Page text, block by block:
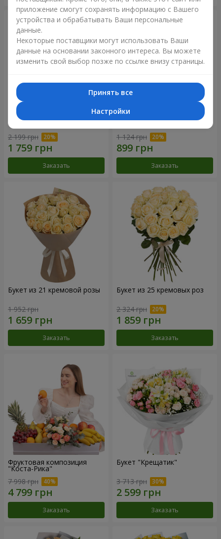
Цветы в коробке
"Помпадур"
2 199 грн
Заказать
Букет "Времена года"
1 124 грн
Заказать
Букет из 21 кремовой розы
1 952 грн
Заказать
Букет из 25 кремовых роз
2 324 грн
Заказать
Фруктовая композиция
"Коста-Рика"
7 998 грн
Заказать
Букет "Крещатик"
3 713 грн
Заказать
приложение смогут сохранять информацию с Вашего
устройства и обрабатывать Ваши персональные
данные.
Некоторые поставщики могут использовать Ваши
данные на основании законного интереса. Вы можете
изменить свой выбор позже по ссылке внизу страницы.
Принять все
Настройки